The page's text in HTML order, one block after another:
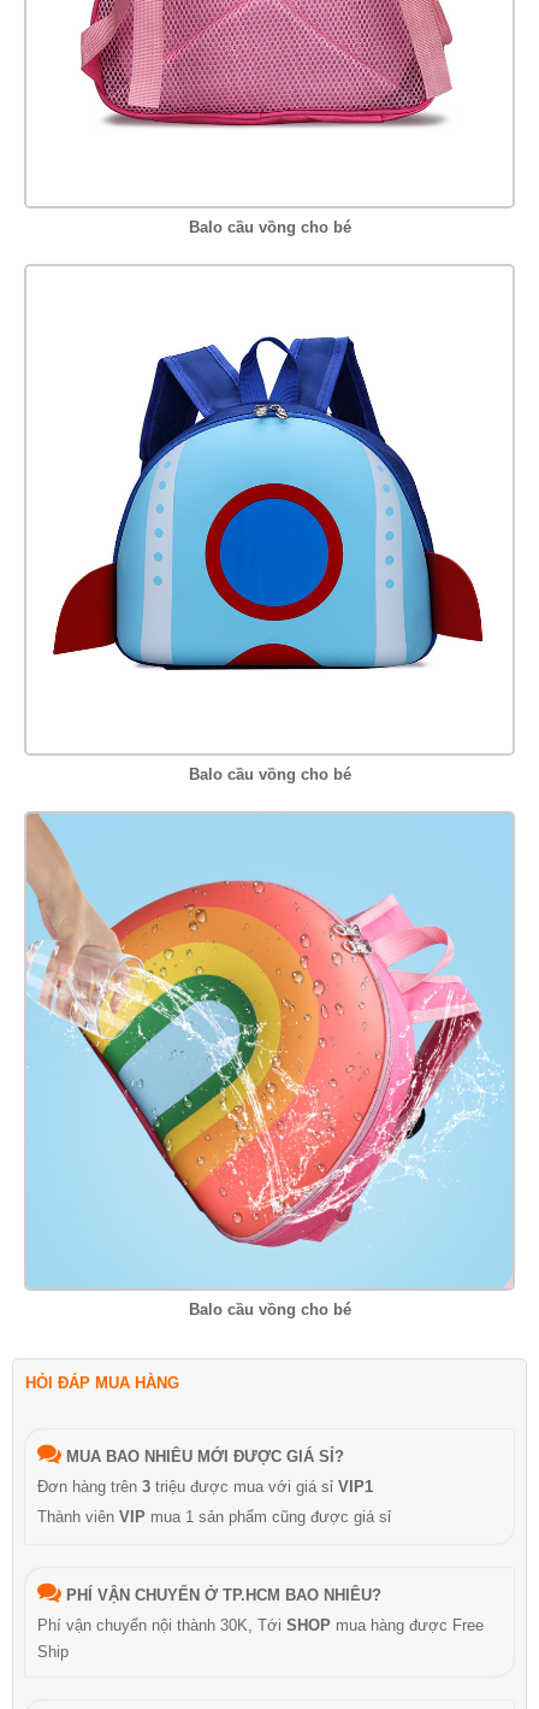
Balo cầu vồng cho bé
Balo cầu vồng cho bé
Balo cầu vồng cho bé
HỎI ĐÁP MUA HÀNG
MUA BAO NHIÊU MỚI ĐƯỢC GIÁ SỈ?
Đơn hàng trên 3 triệu được mua với giá sỉ VIP1
Thành viên VIP mua 1 sản phẩm cũng được giá sỉ
PHÍ VẬN CHUYỂN Ở TP.HCM BAO NHIÊU?
Phí vận chuyển nội thành 30K, Tới SHOP mua hàng được Free
Ship